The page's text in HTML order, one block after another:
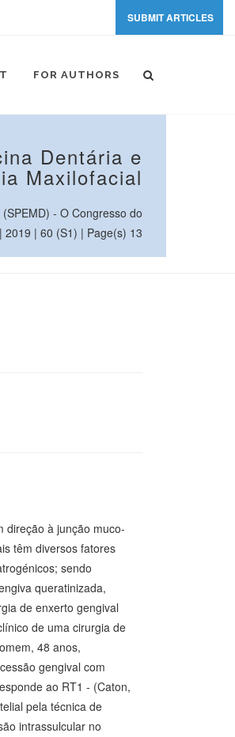
SUBMIT ARTICLES
FOR AUTHORS
Dentária e
Maxilofacial
- O Congresso do
| 60 (S1) | Page(s) 13
direção à junção muco-
têm diversos fatores
sendo
queratinizada,
de enxerto gengival
de uma cirurgia de
48 anos,
gengival com
ao RT1 - (Caton,
pela técnica de
intrassulcular no